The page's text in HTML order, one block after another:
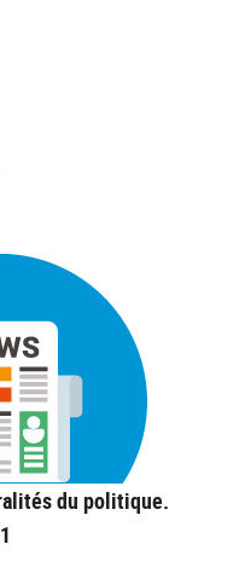
du politique.